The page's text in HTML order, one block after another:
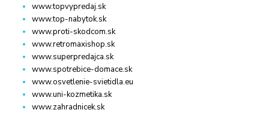
www.topvypredaj.sk
www.top-nabytok.sk
www.proti-skodcom.sk
www.retromaxishop.sk
www.superpredajca.sk
www.spotrebice-domace.sk
www.osvetlenie-svietidla.eu
www.uni-kozmetika.sk
www.zahradnicek.sk